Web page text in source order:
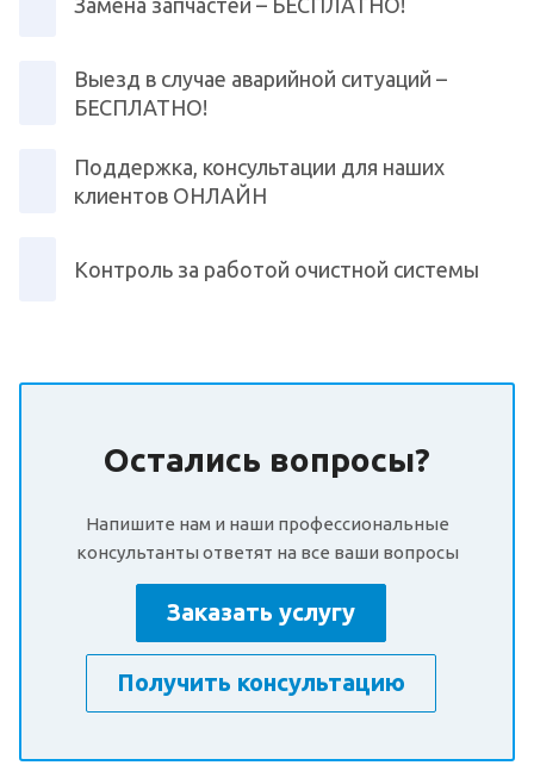
Выезд в случае аварийной ситуаций –
БЕСПЛАТНО!
Поддержка, консультации для наших
клиентов ОНЛАЙН
Контроль за работой очистной системы
Остались вопросы?
Напишите нам и наши профессиональные
консультанты ответят на все ваши вопросы
Заказать услугу
Получить консультацию